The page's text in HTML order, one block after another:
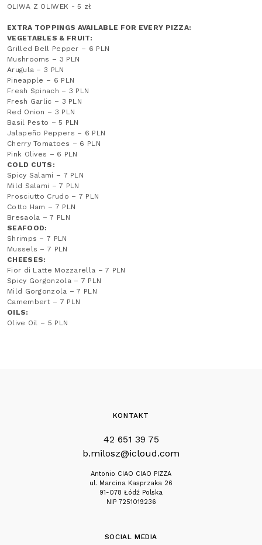
OLIWA Z OLIWEK - 5 zł
EXTRA TOPPINGS AVAILABLE FOR EVERY PIZZA:
VEGETABLES & FRUIT:
Grilled Bell Pepper – 6 PLN
Mushrooms – 3 PLN
Arugula – 3 PLN
Pineapple – 6 PLN
Fresh Spinach – 3 PLN
Fresh Garlic – 3 PLN
Red Onion – 3 PLN
Basil Pesto – 5 PLN
Jalapeño Peppers – 6 PLN
Cherry Tomatoes – 6 PLN
Pink Olives – 6 PLN
COLD CUTS:
Spicy Salami – 7 PLN
Mild Salami – 7 PLN
Prosciutto Crudo – 7 PLN
Cotto Ham – 7 PLN
Bresaola – 7 PLN
SEAFOOD:
Shrimps – 7 PLN
Mussels – 7 PLN
CHEESES:
Fior di Latte Mozzarella – 7 PLN
Spicy Gorgonzola – 7 PLN
Mild Gorgonzola – 7 PLN
Camembert – 7 PLN
OILS:
Olive Oil – 5 PLN
KONTAKT
42 651 39 75
b.milosz@icloud.com
Antonio CIAO CIAO PIZZA
ul. Marcina Kasprzaka 26
91-078 Łódź Polska
NIP 7251019236
SOCIAL MEDIA